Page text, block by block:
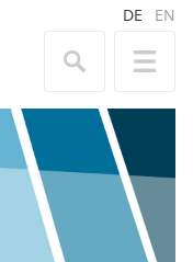
DE EN